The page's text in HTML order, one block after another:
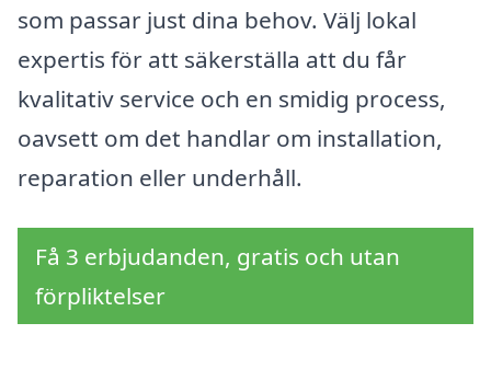
som passar just dina behov. Välj lokal
expertis för att säkerställa att du får
kvalitativ service och en smidig process,
oavsett om det handlar om installation,
reparation eller underhåll.
Få 3 erbjudanden, gratis och utan
förpliktelser